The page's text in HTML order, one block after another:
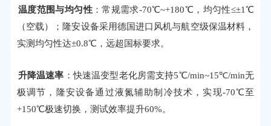
温度范围与均匀性：常规需求-70℃~+180℃，均匀性≤±1℃
（空载）；隆安设备采用德国进口风机与航空级保温材料，
实测均匀性达±0.8℃，远超国标要求。
升降温速率 ：快速温变型老化房需支持5℃/min~15℃/min无
极调节，隆安设备通过液氮辅助制冷技术，实现-70℃至
+150℃极速切换，测试效率提升60%。